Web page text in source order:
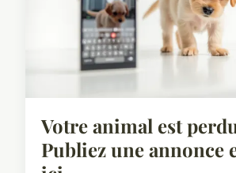
Votre animal est
Publiez une annonce